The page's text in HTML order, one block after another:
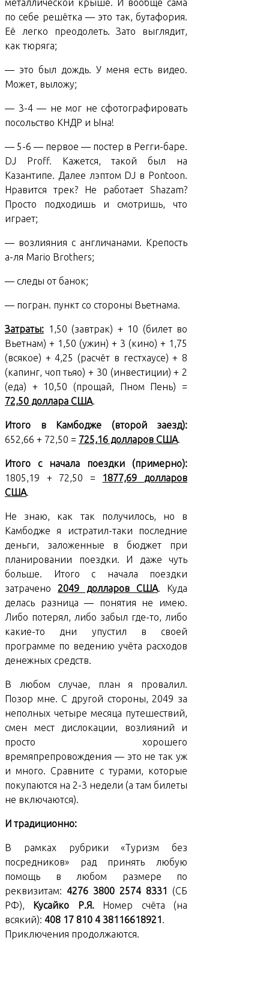
металлической крыше. И вообще сама
по себе решётка — это так, бутафория.
Её легко преодолеть. Зато выглядит,
как тюряга;
— это был дождь. У меня есть видео.
Может, выложу;
— 3-4 — не мог не сфотографировать
посольство КНДР и Ына!
— 5-6 — первое — постер в Регги-баре.
DJ Proff. Кажется, такой был на
Казантипе. Далее лэптом DJ в Pontoon.
Нравится трек? Не работает Shazam?
Просто подходишь и смотришь, что
играет;
— возлияния с англичанами. Крепость
а-ля Mario Brothers;
— следы от банок;
— погран. пункт со стороны Вьетнама.
Затраты: 1,50 (завтрак) + 10 (билет во
Вьетнам) + 1,50 (ужин) + 3 (кино) + 1,75
(всякое) + 4,25 (расчёт в гестхаусе) + 8
(капинг, чоп тьяо) + 30 (инвестиции) + 2
(еда) + 10,50 (прощай, Пном Пень) =
72,50 доллара США.
Итого в Камбодже (второй заезд):
652,66 + 72,50 = 725,16 долларов США.
Итого с начала поездки (примерно):
1805,19 + 72,50 = 1877,69
долларов
США.
Не знаю, как так получилось, но в
Камбодже я истратил-таки последние
деньги, заложенные в бюджет при
планировании поездки. И даже чуть
больше. Итого с начала поездки
затрачено2049 долларов США. Куда
делась разница — понятия не имею.
Либо потерял, либо забыл где-то, либо
какие-то дни упустил в своей
программе по ведению учёта расходов
денежных средств.
В любом случае, план я провалил.
Позор мне. С другой стороны, 2049 за
неполных четыре месяца путешествий,
смен мест дислокации, возлияний и
просто хорошего
времяпрепровождения — это не так уж
и много. Сравните с турами, которые
покупаются на 2-3 недели (а там билеты
не включаются).
И традиционно:
В рамках рубрики «Туризм без
посредников» рад принять любую
помощь в любом размере по
реквизитам: 4276 3800 2574 8331 (СБ
РФ), Кусайко Р.Я.Номер счёта (на
всякий): 408 17 810 4 38116618921.
Приключения продолжаются.